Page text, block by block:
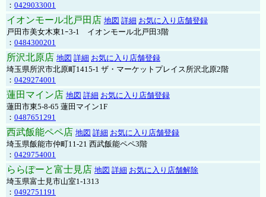
： 0429033001
イオンモール北戸田店 地図 詳細 お気に入り店舗登録
戸田市美女木東1ｰ3‐1 イオンモール北戸田3階
： 0484300201
所沢北原店 地図 詳細 お気に入り店舗登録
埼玉県所沢市北原町1415-1 ザ・マーケットプレイス所沢北原2階
： 0429274001
蓮田マイン店 地図 詳細 お気に入り店舗登録
蓮田市東5-8-65 蓮田マイン1F
： 0487651291
西武飯能ペペ店 地図 詳細 お気に入り店舗登録
埼玉県飯能市仲町11-21 西武飯能ペペ3階
： 0429754001
ららぽーと富士見店 地図 詳細 お気に入り店舗解除
埼玉県富士見市山室1-1313
： 0492751191